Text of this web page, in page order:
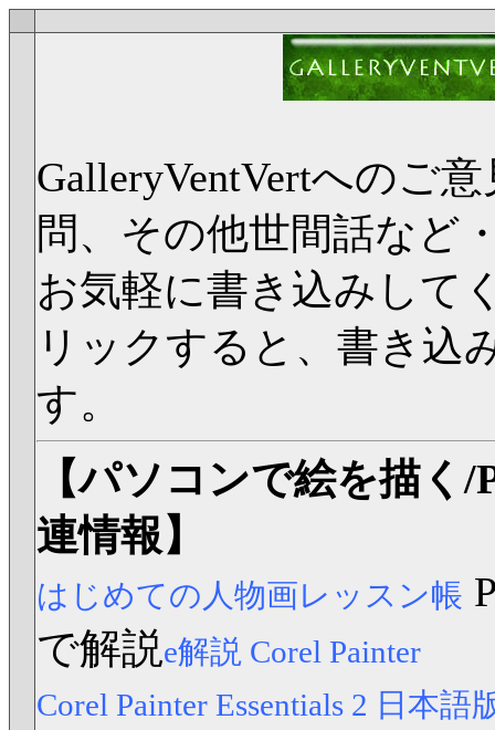
GalleryVentVertへのご
問、その他世間話など
お気軽に書き込みして
リックすると、書き込
す。
【パソコンで絵を描く
連情報】
はじめての人物画レッスン帳
で解説e解説 Corel Painter
Corel Painter Essentials 2 日本語